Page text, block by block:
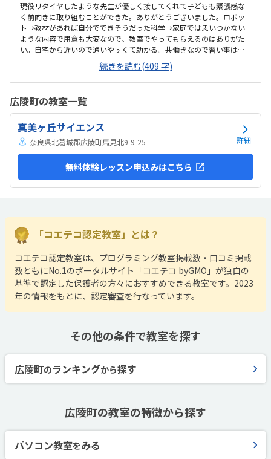
現役リタイヤしたような先生が優しく接してくれて子どもも緊張感な
く前向きに取り組むことができた。ありがとうございました。ロボッ
ト→教材があれば自分でできそうだった科学→家庭では思いつかない
ような内容で用意も大変なので、教室でやってもらえるのはありがた
い。自宅から近いので通いやすくて助かる。共働きなので習い事は土
日どちらかでハシゴすることが多いので、立地が駅前などで良い場所
だと他の習い事と掛け持ちしやすい良くも悪くもなく特記することは
ございません。普通でした。汚くなく清潔に保たれている印象です。
申し訳ありませんが、ロボットは、基本的には自分で進めるので、人
件費がかからないため少し割高かなと思います。科学も都心と遜色な
い価格設定なので決して安くはないかなと思います。スーパーボール
をもってかえれたり、ロボットが動いたりして得るもの...
続きを読む(409 字)
広陵町の教室一覧
真美ヶ丘サイエンス
奈良県北葛城郡広陵町馬見北9-9-25 詳細
無料体験レッスン申込みはこちら
「コエテコ認定教室」とは？
コエテコ認定教室は、プログラミング教室掲載数・口コミ掲載
数ともにNo.1のポータルサイト「コエテコ byGMO」が独自の
基準で認定した保護者の方々におすすめできる教室です。2023
年の情報をもとに、認定審査を行なっています。
その他の条件で教室を探す
広陵町のランキングから探す
広陵町の教室の特徴から探す
パソコン教室をみる